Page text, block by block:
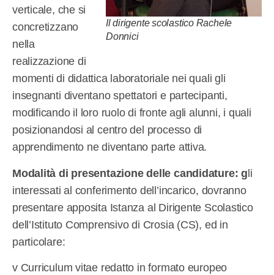
Il dirigente scolastico Rachele
Donnici
verticale, che si
concretizzano
nella
realizzazione di
momenti di didattica laboratoriale nei quali gli
insegnanti diventano spettatori e partecipanti,
modificando il loro ruolo di fronte agli alunni, i quali
posizionandosi al centro del processo di
apprendimento ne diventano parte attiva.
Modalità di presentazione delle candidature: gli
interessati al conferimento dell’incarico, dovranno
presentare apposita Istanza al Dirigente Scolastico
dell’Istituto Comprensivo di Crosia (CS), ed in
particolare:
v Curriculum vitae redatto in formato europeo